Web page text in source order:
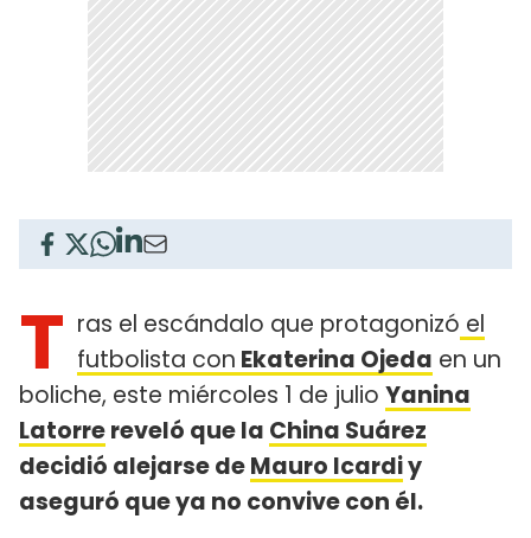
T ras el escándalo que protagonizó el
futbolista con Ekaterina Ojeda en un
boliche, este miércoles 1 de julio Yanina
Latorrereveló que la China Suárez
decidió alejarse deMauro Icardiy
aseguró que ya no convive con él.